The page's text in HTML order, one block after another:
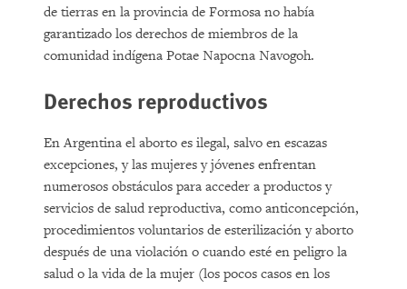
de tierras en la provincia de Formosa no había
garantizado los derechos de miembros de la
comunidad indígena Potae Napocna Navogoh.
Derechos reproductivos
En Argentina el aborto es ilegal, salvo en escazas
excepciones, y las mujeres y jóvenes enfrentan
numerosos obstáculos para acceder a productos y
servicios de salud reproductiva, como anticoncepción,
procedimientos voluntarios de esterilización y aborto
después de una violación o cuando esté en peligro la
salud o la vida de la mujer (los pocos casos en los